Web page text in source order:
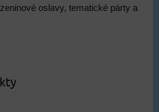
oslavy, tematické párty a